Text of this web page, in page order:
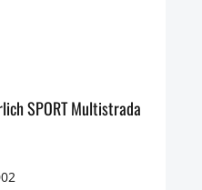
SPORT Multistrada